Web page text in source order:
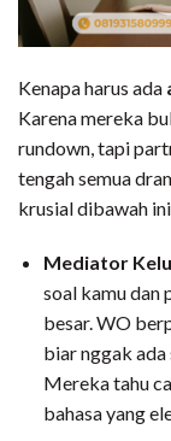
Kenapa harus ada
Karena mereka
rundown, tapi
tengah semua
krusial dibawah
Mediator
soal kamu dan
besar. WO
biar nggak ada
Mereka tahu
bahasa yang